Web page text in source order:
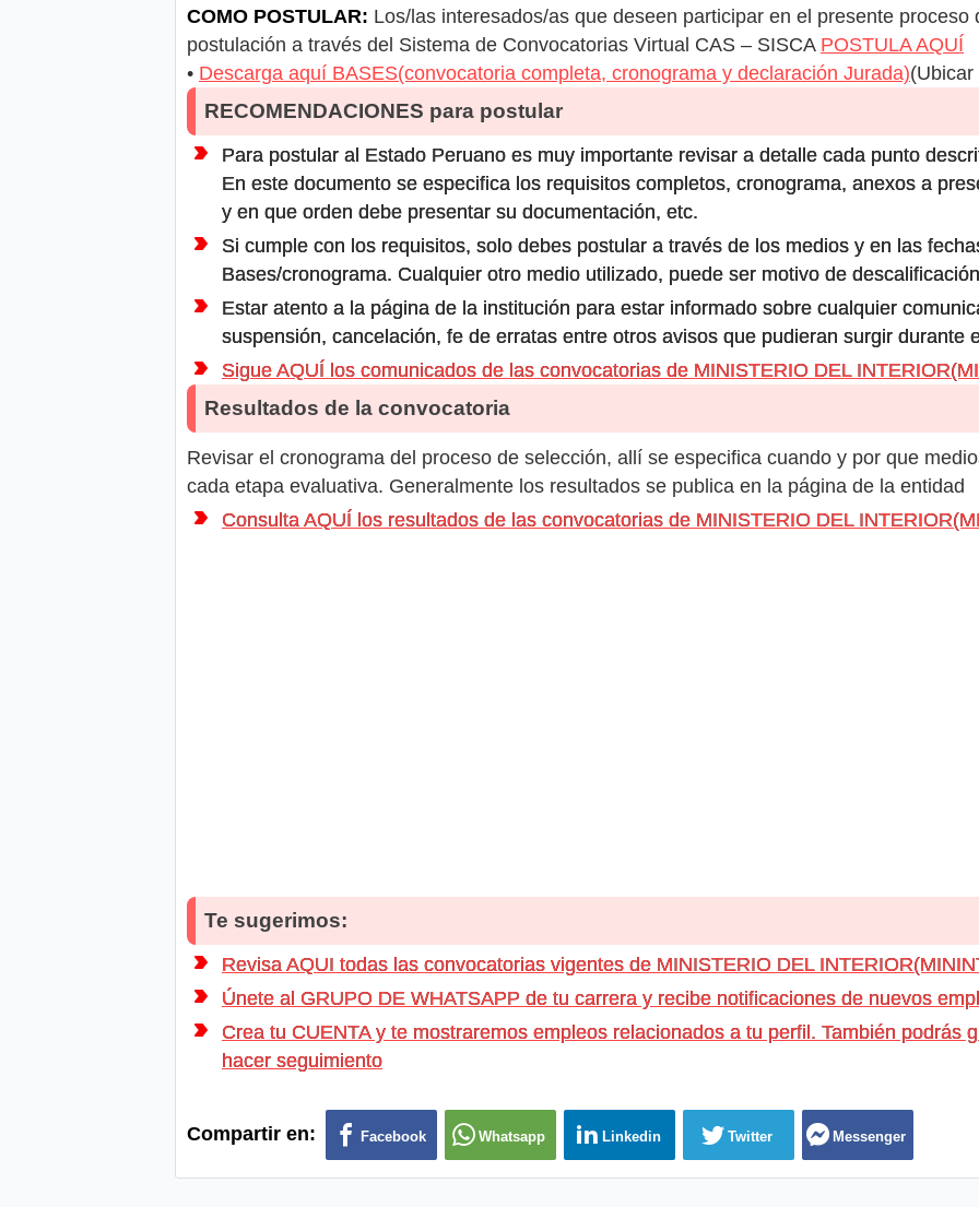
COMO POSTULAR: Los/las interesados/as que deseen participar en el presente
postulación a través del Sistema de Convocatorias Virtual CAS – SISCA POSTULA AQUÍ
• Descarga aquí BASES(convocatoria completa, cronograma y declaración Jurada)
RECOMENDACIONES para postular
Para postular al Estado Peruano es muy importante revisar a detalle cada punto
En este documento se especifica los requisitos completos, cronograma, anexos a
y en que orden debe presentar su documentación, etc.
Si cumple con los requisitos, solo debes postular a través de los medios y en las
Bases/cronograma. Cualquier otro medio utilizado, puede ser motivo de
Estar atento a la página de la institución para estar informado sobre cualquier
suspensión, cancelación, fe de erratas entre otros avisos que pudieran surgir durante
Sigue AQUÍ los comunicados de las convocatorias de MINISTERIO DEL
Resultados de la convocatoria
Revisar el cronograma del proceso de selección, allí se especifica cuando y por que
cada etapa evaluativa. Generalmente los resultados se publica en la página de la entidad
Consulta AQUÍ los resultados de las convocatorias de MINISTERIO DEL
Te sugerimos:
Revisa AQUI todas las convocatorias vigentes de MINISTERIO DEL
Únete al GRUPO DE WHATSAPP de tu carrera y recibe notificaciones de nuevos
Crea tu CUENTA y te mostraremos empleos relacionados a tu perfil. También podrás
hacer seguimiento
Compartir en: Facebook Whatsapp Linkedin Twitter Messenger